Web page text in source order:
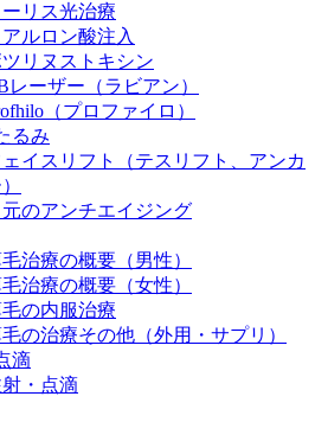
ーリス光治療
アルロン酸注入
リヌストキシン
レーザー（ラビアン）
（プロファイロ）
るみ
ェイスリフト（テスリフト、アンカ
元のアンチエイジング
治療の概要（男性）
治療の概要（女性）
の内服治療
の治療その他（外用・サプリ）
滴
・点滴